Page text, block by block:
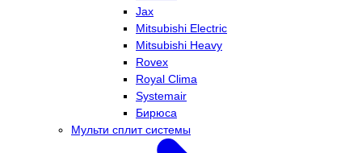
Jax
Mitsubishi Electric
Mitsubishi Heavy
Rovex
Royal Clima
Systemair
Бирюса
Мульти сплит системы